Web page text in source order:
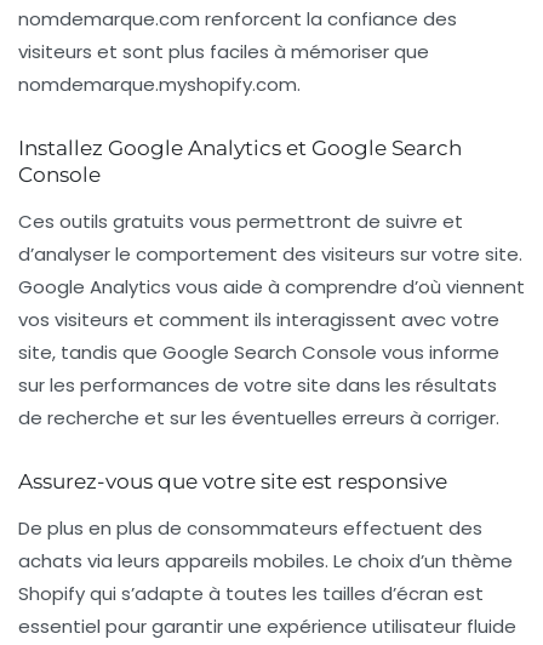
nomdemarque.com renforcent la confiance des
visiteurs et sont plus faciles à mémoriser que
nomdemarque.myshopify.com.
Installez Google Analytics et Google Search
Console
Ces outils gratuits vous permettront de suivre et
d’analyser le comportement des visiteurs sur votre site.
Google Analytics vous aide à comprendre d’où viennent
vos visiteurs et comment ils interagissent avec votre
site, tandis que Google Search Console vous informe
sur les performances de votre site dans les résultats
de recherche et sur les éventuelles erreurs à corriger.
Assurez-vous que votre site est responsive
De plus en plus de consommateurs effectuent des
achats via leurs appareils mobiles. Le choix d’un thème
Shopify qui s’adapte à toutes les tailles d’écran est
essentiel pour garantir une expérience utilisateur fluide